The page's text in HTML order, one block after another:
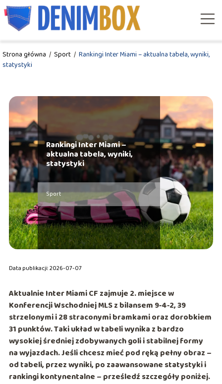
Strona główna / Sport / Rankingi Inter Miami – aktualna tabela, wyniki,
statystyki
Rankingi Inter Miami –
aktualna tabela, wyniki,
statystyki
Sport
Data publikacji: 2026-07-07
Aktualnie Inter Miami CF zajmuje 2. miejsce w
Konferencji Wschodniej MLSz bilansem 9‑4‑2, 39
strzelonymi i 28 straconymi bramkami oraz dorobkiem
31 punktów. Taki układ w tabeli wynika z bardzo
wysokiej średniej zdobywanych goli i stabilnej formy
na wyjazdach. Jeśli chcesz mieć pod ręką pełny obraz –
od tabeli, przez wyniki, po zaawansowane statystyki i
rankingi kontynentalne – prześledź szczegóły poniżej.